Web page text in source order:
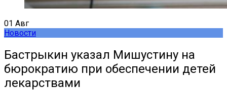
01 Авг
Новости
Бастрыкин указал Мишустину на
бюрократию при обеспечении детей
лекарствами